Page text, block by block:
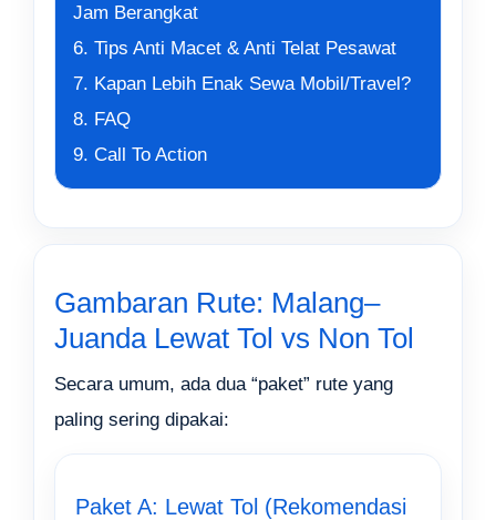
Jam Berangkat
6. Tips Anti Macet & Anti Telat Pesawat
7. Kapan Lebih Enak Sewa Mobil/Travel?
8. FAQ
9. Call To Action
Gambaran Rute: Malang–
Juanda Lewat Tol vs Non Tol
Secara umum, ada dua “paket” rute yang
paling sering dipakai:
Paket A: Lewat Tol (Rekomendasi